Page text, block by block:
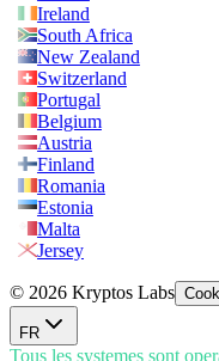
Ireland
South Africa
New Zealand
Switzerland
Portugal
Belgium
Austria
Finland
Romania
Estonia
Malta
Jersey
© 2026 Kryptos Labs
FR
Tous les systemes sont